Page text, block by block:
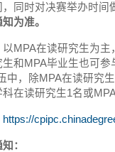
，同时对决赛举办时间
为准。
以MPA在读研究生为主
和MPA毕业生也可参
中，除MPA在读研究
在读研究生1名或
https://
：